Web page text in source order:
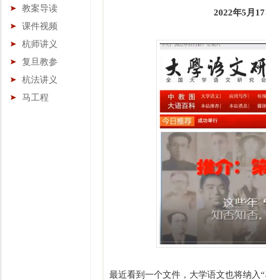
教案导读
课件视频
杭师讲义
复旦教参
杭法讲义
马工程
2022年5月
最近看到一个文件，大学语文也将纳入